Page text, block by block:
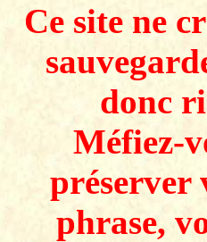
Ce site ne
donc
Méfiez-
préserver
phrase,